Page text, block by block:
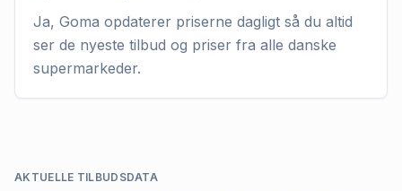
Ja, Goma opdaterer priserne dagligt så du altid
ser de nyeste tilbud og priser fra alle danske
supermarkeder.
AKTUELLE TILBUDSDATA